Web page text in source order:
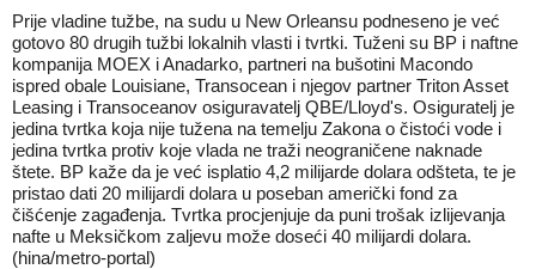
Prije vladine tužbe, na sudu u New Orleansu podneseno je već
gotovo 80 drugih tužbi lokalnih vlasti i tvrtki. Tuženi su BP i naftne
kompanija MOEX i Anadarko, partneri na bušotini Macondo
ispred obale Louisiane, Transocean i njegov partner Triton Asset
Leasing i Transoceanov osiguravatelj QBE/Lloyd's. Osiguratelj je
jedina tvrtka koja nije tužena na temelju Zakona o čistoći vode i
jedina tvrtka protiv koje vlada ne traži neograničene naknade
štete. BP kaže da je već isplatio 4,2 milijarde dolara odšteta, te je
pristao dati 20 milijardi dolara u poseban američki fond za
čišćenje zagađenja. Tvrtka procjenjuje da puni trošak izlijevanja
nafte u Meksičkom zaljevu može doseći 40 milijardi dolara.
(hina/metro-portal)